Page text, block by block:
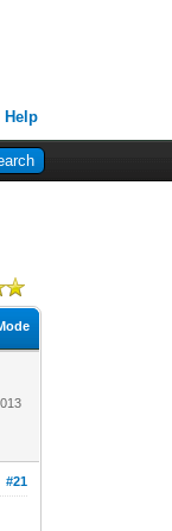
Help
#21